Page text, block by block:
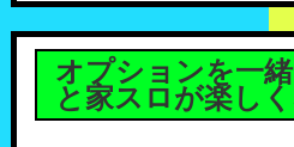
オプションを一
と家スロが楽し